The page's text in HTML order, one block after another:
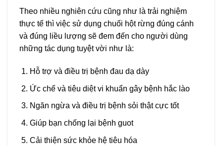
Theo nhiều nghiên cứu cũng như là trải nghiệm
thực tế thì việc sử dụng chuối hột rừng đúng cánh
và đúng liều lượng sẽ đem đến cho người dùng
những tác dụng tuyệt vời như là:
Hỗ trợ và điều trị bệnh đau dạ dày
Ức chế và tiêu diệt vi khuẩn gây bệnh hắc lào
Ngăn ngừa và điều trị bệnh sỏi thật cực tốt
Giúp bạn chống lại bệnh guot
Cải thiện sức khỏe hệ tiêu hóa